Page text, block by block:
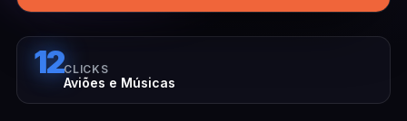
12CLICKS
Aviões e Músicas